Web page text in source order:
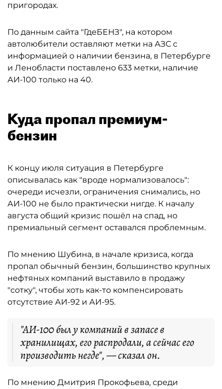
пригородах.
По данным сайта "ГдеБЕНЗ", на котором
автолюбители оставляют метки на АЗС с
информацией о наличии бензина, в Петербурге
и Ленобласти поставлено 633 метки, наличие
АИ-100 только на 40.
Куда пропал премиум-
бензин
К концу июля ситуация в Петербурге
описывалась как "вроде нормализовалось":
очереди исчезли, ограничения снимались, но
АИ-100 не было практически нигде. К началу
августа общий кризис пошёл на спад, но
премиальный сегмент оставался проблемным.
По мнению Шубина, в начале кризиса, когда
пропал обычный бензин, большинство крупных
нефтяных компаний выставило в продажу
"сотку", чтобы хоть как-то компенсировать
отсутствие АИ-92 и АИ-95.
"АИ-100 был у компаний в запасе в
хранилищах, его распродали, а сейчас его
производить негде", — сказал он.
По мнению Дмитрия Прокофьева, среди